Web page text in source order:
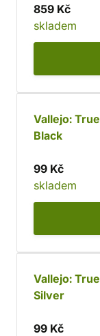
859 Kč
skladem
Vallejo:
Black
99 Kč
skladem
Vallejo:
Silver
99 Kč